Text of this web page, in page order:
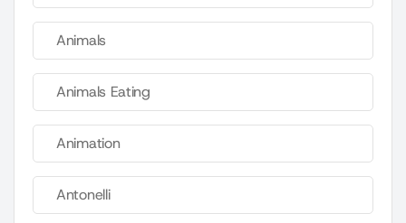
Animals
Animals Eating
Animation
Antonelli